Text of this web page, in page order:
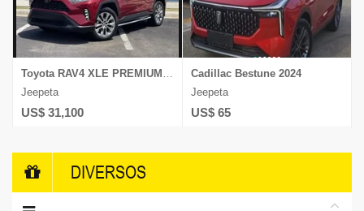
Toyota RAV4 XLE PREMIUM 2021
Jeepeta
US$ 31,100
Cadillac Bestune 2024
Jeepeta
US$ 65
DIVERSOS